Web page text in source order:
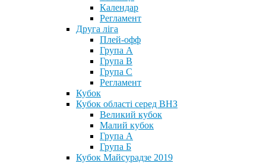
Календар
Регламент
Друга ліга
Плей-офф
Група А
Група В
Група С
Регламент
Кубок
Кубок області серед ВНЗ
Великий кубок
Малий кубок
Група А
Група Б
Кубок Майсурадзе 2019